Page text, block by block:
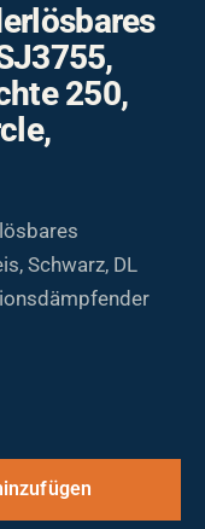
250,
Schwarz, DL